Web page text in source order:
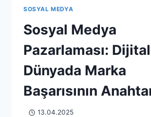
SOSYAL MEDYA
Sosyal Medya
Pazarlaması: Dijital
Dünyada Marka
Başarısının
13.04.2025